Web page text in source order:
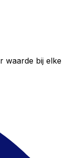
waarde bij elke